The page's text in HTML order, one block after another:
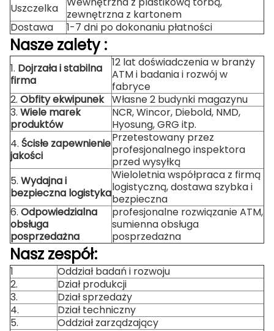
Uszczelka
zewnętrzna z kartonem
Dostawa
1-7 dni po dokonaniu płatności
Nasze zalety :
1. Dojrzała i stabilna
firma
12 lat doświadczenia w branży
ATM i badania i rozwój w
fabryce
2. Obfity ekwipunek Własne 2 budynki magazynu
3. Wiele marek
produktów
NCR, Wincor, Diebold, NMD,
Hyosung, GRG itp.
4. Ścisłe zapewnienie
jakości
Przetestowany przez
profesjonalnego inspektora
przed wysyłką
5. Wydajna i
bezpieczna logistyka
Wieloletnia współpraca z firmą
logistyczną, dostawa szybka i
bezpieczna
6. Odpowiedzialna
obsługa
posprzedażna
profesjonalne rozwiązanie ATM,
sumienna obsługa
posprzedażna
Nasz zespół:
1
Oddział badań i rozwoju
2.
Dział produkcji
3.
Dział sprzedaży
4.
Dział techniczny
5.
Oddział zarządzający